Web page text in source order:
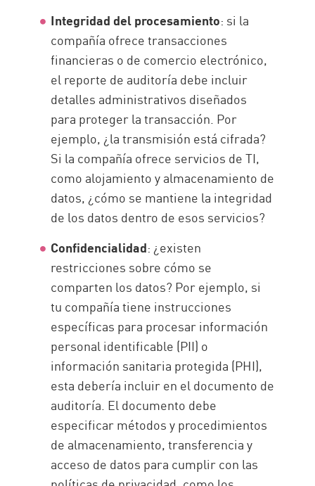
Integridad del procesamiento: si la
compañía ofrece transacciones
financieras o de comercio electrónico,
el reporte de auditoría debe incluir
detalles administrativos diseñados
para proteger la transacción. Por
ejemplo, ¿la transmisión está cifrada?
Si la compañía ofrece servicios de TI,
como alojamiento y almacenamiento de
datos, ¿cómo se mantiene la integridad
de los datos dentro de esos servicios?
Confidencialidad: ¿existen
restricciones sobre cómo se
comparten los datos? Por ejemplo, si
tu compañía tiene instrucciones
específicas para procesar información
personal identificable (PII) o
información sanitaria protegida (PHI),
esta debería incluir en el documento de
auditoría. El documento debe
especificar métodos y procedimientos
de almacenamiento, transferencia y
acceso de datos para cumplir con las